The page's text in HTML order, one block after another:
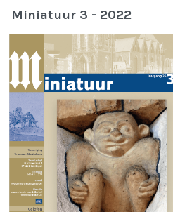
Miniatuur 3 - 2022